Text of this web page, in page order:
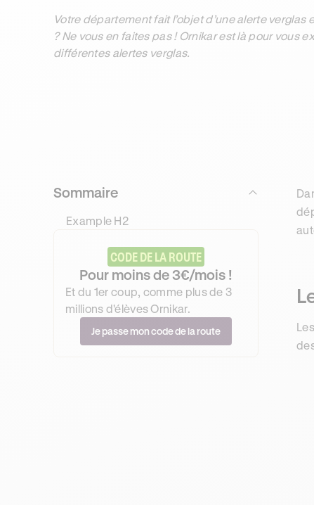
Votre département fait l’objet d’une alerte
? Ne vous en faites pas ! Ornikar est là pour
différentes alertes verglas.
Sommaire
Example H2
CODE DE LA ROUTE
Pour moins de 3€/mois !
Et du 1er coup, comme plus de 3
millions d'élèves Ornikar.
Je passe mon code de la route